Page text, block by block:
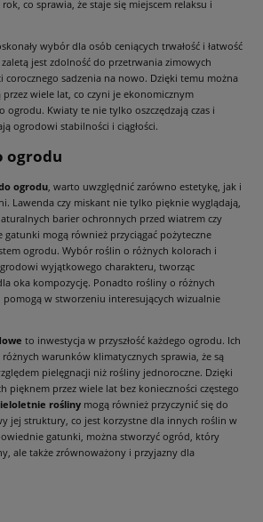
co sprawia, że staje się miejscem relaksu i
wybór dla osób ceniących trwałość i łatwość
jest zdolność do przetrwania zimowych
corocznego sadzenia na nowo. Dzięki temu można
przez wiele lat, co czyni je ekonomicznym
ogrodu. Kwiaty te nie tylko oszczędzają czas i
ogrodowi stabilności i ciągłości.
ogrodu
ogrodu, warto uwzględnić zarówno estetykę, jak i
Lawenda czy miskant nie tylko pięknie wyglądają,
barier ochronnych przed wiatrem czy
gatunki mogą również przyciągać pożyteczne
ogrodu. Wybór roślin o różnych kolorach i
wyjątkowego charakteru, tworząc
oka kompozycję. Ponadto rośliny o różnych
pomogą w stworzeniu interesujących wizualnie
to inwestycja w przyszłość każdego ogrodu. Ich
warunków klimatycznych sprawia, że są
pielęgnacji niż rośliny jednoroczne. Dzięki
pięknem przez wiele lat bez konieczności częstego
rośliny mogą również przyczynić się do
jej struktury, co jest korzystne dla innych roślin w
gatunki, można stworzyć ogród, który
ale także zrównoważony i przyjazny dla